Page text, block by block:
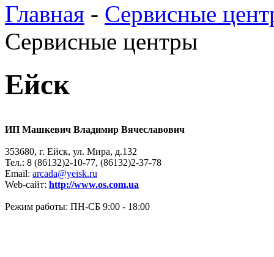
Главная - Сервисные
Сервисные центры
Ейск
ИП Машкевич Владимир Вячеславович
353680, г. Ейск, ул. Мира, д.132
Тел.: 8 (86132)2-10-77, (86132)2-37-78
Email: arcada@yeisk.ru
Web-сайт: http://www.os.com.ua
Режим работы: ПН-СБ 9:00 - 18:00